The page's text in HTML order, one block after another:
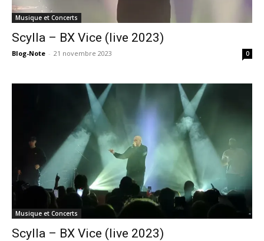
Musique et Concerts
Scylla – BX Vice (live 2023)
Blog-Note - 21 novembre 2023 0
Musique et Concerts
Scylla – BX Vice (live 2023)